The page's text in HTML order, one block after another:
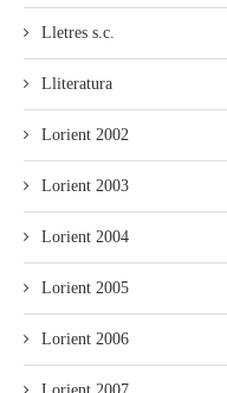
Lletres s.c.
Lliteratura
Lorient 2002
Lorient 2003
Lorient 2004
Lorient 2005
Lorient 2006